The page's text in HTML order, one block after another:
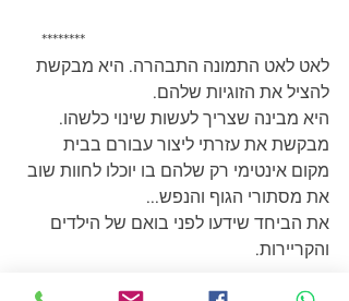
     ********
לאט לאט התמונה התבהרה. היא מבקשת
להציל את הזוגיות שלהם.
היא מבינה שצריך לעשות שינוי כלשהו.
מבקשת את עזרתי ליצור עבורם בבית
מקום אינטימי רק שלהם בו יוכלו לחוות שוב
את מסתורי הגוף והנפש...
את הביחד שידעו לפני בואם של הילדים
והקריירות.